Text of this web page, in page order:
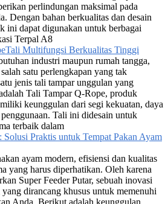
perlindungan maksimal pada
Dengan bahan berkualitas dan desain
ini dapat digunakan untuk berbagai
Terpal A8
Multifungsi Berkualitas Tinggi
industri maupun rumah tangga,
satu perlengkapan yang tak
jenis tali tampar unggulan yang
Tali Tampar Q-Rope, produk
keunggulan dari segi kekuatan, daya
Tali ini didesain untuk
terbaik dalam
Solusi Praktis untuk Tempat Pakan Ayam
ayam modern, efisiensi dan kualitas
yang harus diperhatikan. Oleh karena
Super Feeder Putar, sebuah inovasi
dirancang khusus untuk memenuhi
Anda. Berikut adalah keunggulan